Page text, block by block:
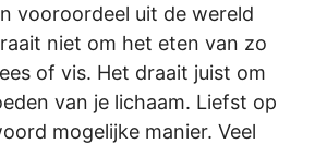
vooroordeel uit de wereld
niet om het eten van zo
of vis. Het draait juist om
van je lichaam. Liefst op
mogelijke manier. Veel